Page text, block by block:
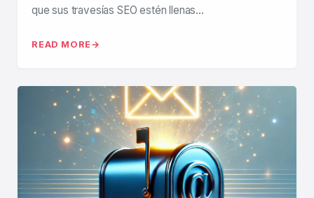
que sus travesías SEO estén llenas…
READ MORE